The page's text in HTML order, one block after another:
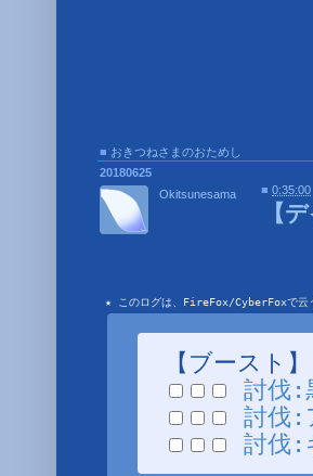
■ おきつねさまのおためし
20180625
【
★ このログは、FireFox/CyberFoxで云う
【ブースト】
討伐:
討伐:
討伐:
Okitsunesama ■0:35:00